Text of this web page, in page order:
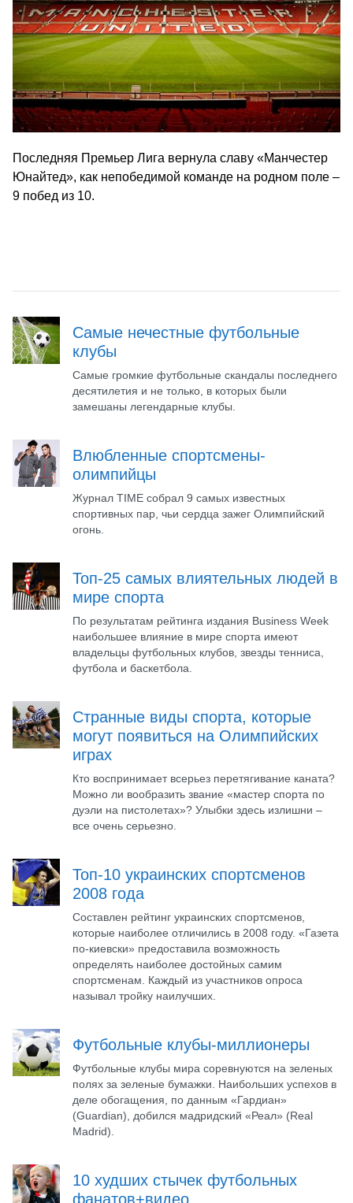
Последняя Премьер Лига вернула славу «Манчестер
Юнайтед», как непобедимой команде на родном поле –
9 побед из 10.
Самые нечестные футбольные
клубы
Самые громкие футбольные скандалы последнего
десятилетия и не только, в которых были
замешаны легендарные клубы.
Влюбленные спортсмены-
олимпийцы
Журнал TIME собрал 9 самых известных
спортивных пар, чьи сердца зажег Олимпийский
огонь.
Топ-25 самых влиятельных людей в
мире спорта
По результатам рейтинга издания Business Week
наибольшее влияние в мире спорта имеют
владельцы футбольных клубов, звезды тенниса,
футбола и баскетбола.
Странные виды спорта, которые
могут появиться на Олимпийских
играх
Кто воспринимает всерьез перетягивание каната?
Можно ли вообразить звание «мастер спорта по
дуэли на пистолетах»? Улыбки здесь излишни –
все очень серьезно.
Топ-10 украинских спортсменов
2008 года
Составлен рейтинг украинских спортсменов,
которые наиболее отличились в 2008 году. «Газета
по-киевски» предоставила возможность
определять наиболее достойных самим
спортсменам. Каждый из участников опроса
называл тройку наилучших.
Футбольные клубы-миллионеры
Футбольные клубы мира соревнуются на зеленых
полях за зеленые бумажки. Наибольших успехов в
деле обогащения, по данным «Гардиан»
(Guardian), добился мадридский «Реал» (Real
Madrid).
10 худших стычек футбольных
фанатов+видео